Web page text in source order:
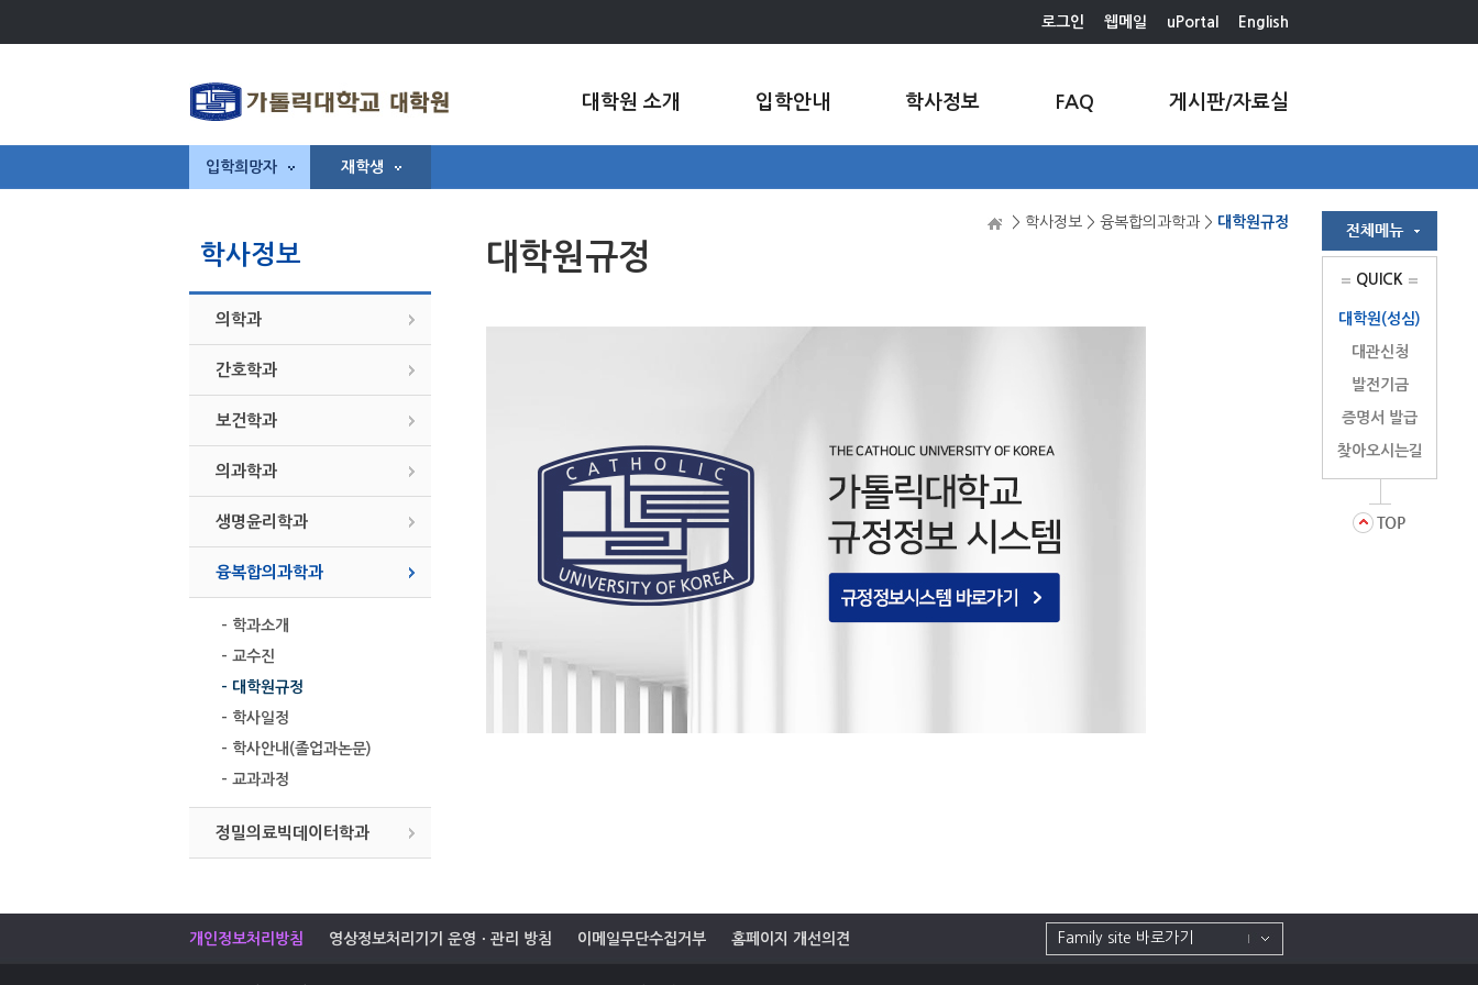
로그인 웹메일 uPortal English
대학원 소개 입학안내 학사정보 FAQ 게시판/자료실
입학희망자 재학생
학사정보
의학과
간호학과
보건학과
의과학과
생명윤리학과
융복합의과학과
- 학과소개
- 교수진
- 대학원규정
- 학사일정
- 학사안내(졸업과논문)
- 교과과정
정밀의료빅데이터학과
> 학사정보 > 융복합의과학과 > 대학원규정
대학원규정
개인정보처리방침 영상정보처리기기 운영ㆍ관리 방침 이메일무단수집거부 홈페이지 개선의견 Family site 바로가기
QUICK
대학원(성심)
대관신청
발전기금
증명서 발급
찾아오시는길